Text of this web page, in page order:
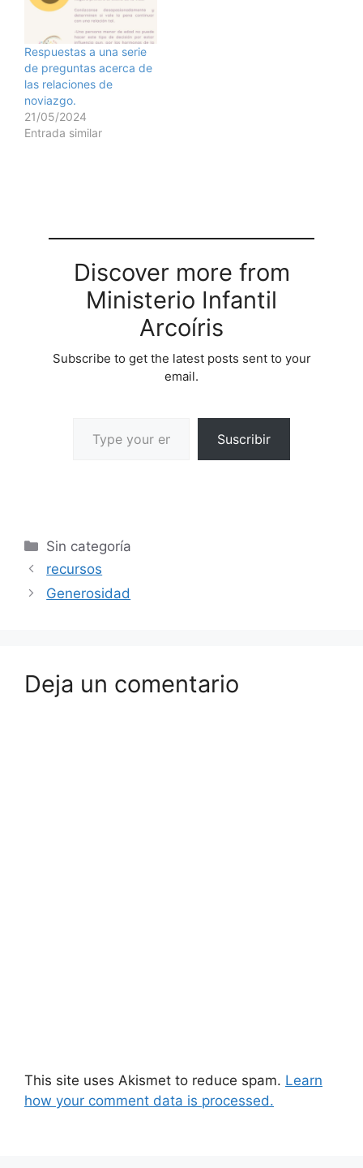
Respuestas a una serie
de preguntas acerca de
las relaciones de
noviazgo.
21/05/2024
Entrada similar
Discover more from
Ministerio Infantil
Arcoíris
Subscribe to get the latest posts sent to your
email.
Suscribir
Sin categoría
recursos
Generosidad
Deja un comentario
This site uses Akismet to reduce spam. Learn
how your comment data is processed.